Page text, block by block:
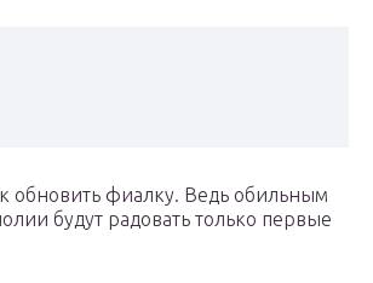
обновить фиалку. Ведь обильным
будут радовать только первые